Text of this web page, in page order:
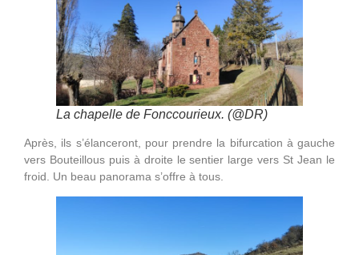
La chapelle de Fonccourieux. (@DR)
Après, ils s’élanceront, pour prendre la bifurcation à gauche
vers Bouteillous puis à droite le sentier large vers St Jean le
froid. Un beau panorama s’offre à tous.